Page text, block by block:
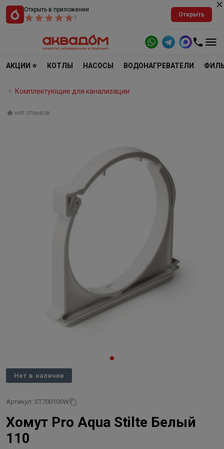
Открыть в приложении
1
Открыть
АКЦИИ ⭐ КОТЛЫ НАСОСЫ ВОДОНАГРЕВАТЕЛИ
Комплектующие для канализации
нет отзывов
Нет в наличии
Артикул: ST700100W
Хомут Pro Aqua Stilte Белый
110